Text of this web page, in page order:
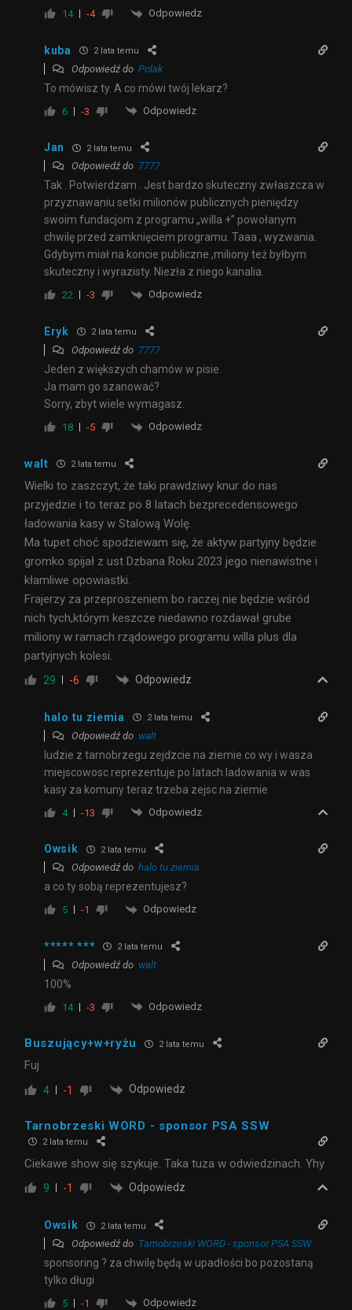
14 -4 Odpowiedz
kuba 2 lata temu
Odpowiedź do Polak
To mówisz ty. A co mówi twój lekarz?
6 -3 Odpowiedz
Jan 2 lata temu
Odpowiedź do 7777
Tak . Potwierdzam . Jest bardzo skuteczny zwłaszcza w
przyznawaniu setki milionów publicznych pieniędzy
swoim fundacjom z programu „willa +” powołanym
chwilę przed zamknięciem programu. Taaa , wyzwania.
Gdybym miał na koncie publiczne ,miliony też byłbym
skuteczny i wyrazisty. Niezła z niego kanalia.
22 -3 Odpowiedz
Eryk 2 lata temu
Odpowiedź do 7777
Jeden z większych chamów w pisie.
Ja mam go szanować?
Sorry, zbyt wiele wymagasz.
18 -5 Odpowiedz
walt 2 lata temu
Wielki to zaszczyt, że taki prawdziwy knur do nas
przyjedzie i to teraz po 8 latach bezprecedensowego
ładowania kasy w Stalową Wolę.
Ma tupet choć spodziewam się, że aktyw partyjny będzie
gromko spijał z ust Dzbana Roku 2023 jego nienawistne i
kłamliwe opowiastki.
Frajerzy za przeproszeniem bo raczej nie będzie wśród
nich tych,którym keszcze niedawno rozdawał grube
miliony w ramach rządowego programu willa plus dla
partyjnych kolesi.
29 -6 Odpowiedz
halo tu ziemia 2 lata temu
Odpowiedź do walt
ludzie z tarnobrzegu zejdzcie na ziemie co wy i wasza
miejscowosc reprezentuje po latach ladowania w was
kasy za komuny teraz trzeba zejsc na ziemie
4 -13 Odpowiedz
Owsik 2 lata temu
Odpowiedź do halo tu ziemia
a co ty sobą reprezentujesz?
5 -1 Odpowiedz
***** *** 2 lata temu
Odpowiedź do walt
100%
14 -3 Odpowiedz
Buszujący+w+ryżu 2 lata temu
Fuj
4 -1 Odpowiedz
Tarnobrzeski WORD - sponsor PSA SSW
2 lata temu
Ciekawe show się szykuje. Taka tuza w odwiedzinach. Yhy
9 -1 Odpowiedz
Owsik 2 lata temu
Odpowiedź do Tarnobrzeski WORD - sponsor PSA SSW
sponsoring ? za chwilę będą w upadłości bo pozostaną
tylko długi
5 -1 Odpowiedz